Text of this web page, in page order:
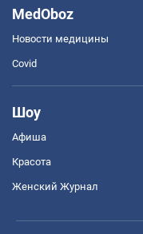
MedOboz
Новости медицины
Covid
Шоу
Афиша
Красота
Женский Журнал